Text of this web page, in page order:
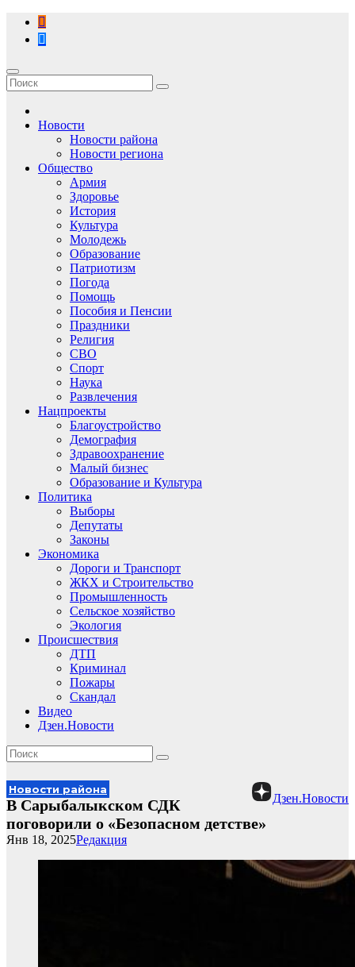
Перейти
содержимому
Новости
Новости района
Новости региона
Общество
Армия
Здоровье
История
Культура
Молодежь
Образование
Патриотизм
Погода
Помощь
Пособия и Пенсии
Праздники
Религия
СВО
Спорт
Наука
Развлечения
Нацпроекты
Благоустройство
Демография
Здравоохранение
Малый бизнес
Образование и Культура
Политика
Выборы
Депутаты
Законы
Экономика
Дороги и Транспорт
ЖКХ и Строительство
Промышленность
Сельское хозяйство
Экология
Происшествия
ДТП
Криминал
Пожары
Скандал
Видео
Дзен.Новости
Дзен.Новости
Новости района
В Сарыбалыкском СДК
поговорили о «Безопасном детстве»
Редакция
Янв 18, 2025